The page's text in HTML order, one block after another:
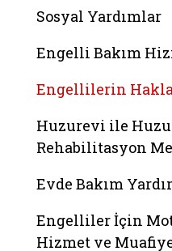
Sosyal Yardımlar
Engelli Bakım
Engellilerin
Huzurevi ile
Rehabilitasyon
Evde Bakım
Engelliler İçin
Hizmet ve